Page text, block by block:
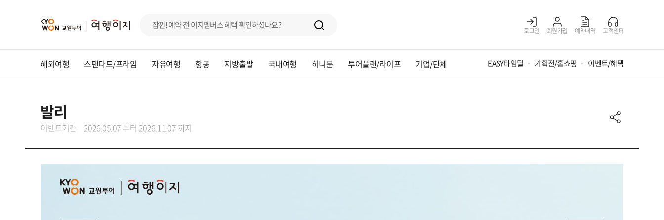
로그인 회원가입 예약내역 고객센터
해외여행 스탠다드/프라임 자유여행 항공 지방출발 국내여행 허니문 투어플랜/라이프 기업/단체 EASY타임딜 기획전/홈쇼핑 이벤트/혜택
발리
이벤트기간 2026.05.07 부터 2026.11.07 까지